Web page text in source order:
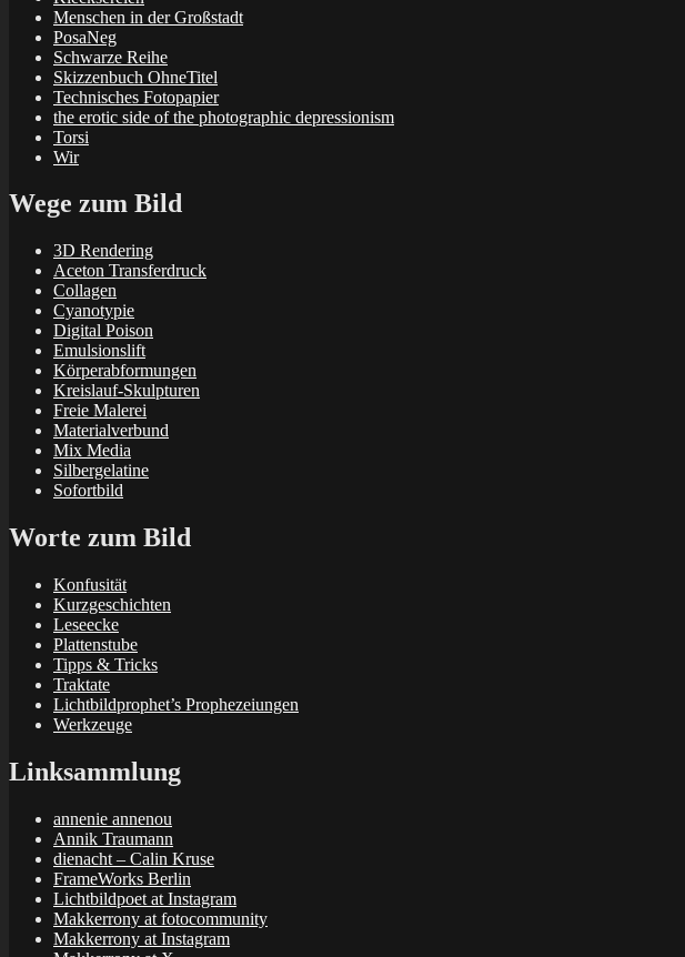
Menschen in der Großstadt
PosaNeg
Schwarze Reihe
Skizzenbuch OhneTitel
Technisches Fotopapier
the erotic side of the photographic depressionism
Torsi
Wir
Wege zum Bild
3D Rendering
Aceton Transferdruck
Collagen
Cyanotypie
Digital Poison
Emulsionslift
Körperabformungen
Kreislauf-Skulpturen
Freie Malerei
Materialverbund
Mix Media
Silbergelatine
Sofortbild
Worte zum Bild
Konfusität
Kurzgeschichten
Leseecke
Plattenstube
Tipps & Tricks
Traktate
Lichtbildprophet’s Prophezeiungen
Werkzeuge
Linksammlung
annenie annenou
Annik Traumann
dienacht – Calin Kruse
FrameWorks Berlin
Lichtbildpoet at Instagram
Makkerrony at fotocommunity
Makkerrony at Instagram